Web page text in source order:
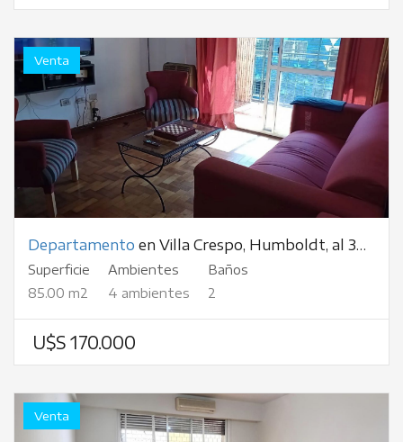
Venta
Departamento en Villa Crespo, Humboldt, al 300
Superficie
85.00 m2
Ambientes
4 ambientes
Baños
2
U$S 170.000
Venta